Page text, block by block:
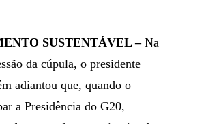
SUSTENTÁVEL –Na
da cúpula, o presidente
adiantou que, quando o
a Presidência do G20,